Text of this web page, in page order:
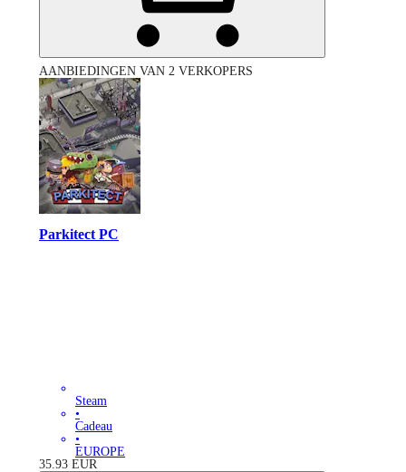
AANBIEDINGEN VAN 2 VERKOPERS
Parkitect PC
Steam
•
Cadeau
•
EUROPE
35.93 EUR